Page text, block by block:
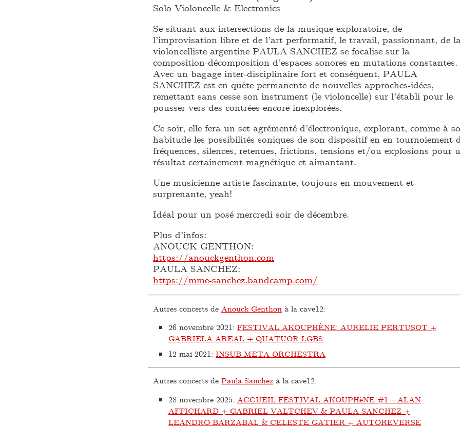
Solo Violoncelle & Electronics
Se situant aux intersections de la musique exploratoire, de
l’improvisation libre et de l’art performatif, le travail, passionnant, de
violoncelliste argentine PAULA SANCHEZ se focalise sur la
composition-décomposition d’espaces sonores en mutations constantes.
Avec un bagage inter-disciplinaire fort et conséquent, PAULA
SANCHEZ est en quête permanente de nouvelles approches-idées,
remettant sans cesse son instrument (le violoncelle) sur l’établi pour le
pousser vers des contrées encore inexplorées.
Ce soir, elle fera un set agrémenté d’électronique, explorant, comme à
habitude les possibilités soniques de son dispositif en en tournoiement
fréquences, silences, retenues, frictions, tensions et/ou explosions pour
résultat certainement magnétique et aimantant.
Une musicienne-artiste fascinante, toujours en mouvement et
surprenante, yeah!
Idéal pour un posé mercredi soir de décembre.
Plus d’infos:
ANOUCK GENTHON:
https://anouckgenthon.com
PAULA SANCHEZ:
https://mme-sanchez.bandcamp.com/
Autres concerts de Anouck Genthon à la cave12:
26 novembre 2021: FESTIVAL AKOUPHÈNE: AURELIE PERTUSOT +
GABRIELA AREAL + QUATUOR LGBS
12 mai 2021: INSUB META ORCHESTRA
Autres concerts de Paula Sanchez à la cave12:
28 novembre 2025: ACCUEIL FESTIVAL AKOUPHèNE #1 – ALAN
AFFICHARD + GABRIEL VALTCHEV & PAULA SANCHEZ +
LEANDRO BARZABAL & CELESTE GATIER + AUTOREVERSE